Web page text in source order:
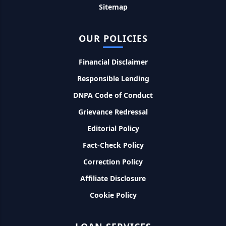
Murgi Palan Loan Yojana: मुर्गी पालन करने के लिए ले सकते है पुरे 9
PM Dhan Dhanya Kirshi Loan Scheme: अब किसान साथी PM
भी इस योजना से ले सकते है 25 लाख तक का लोन, मिलेगी 35% की सब्सिडी
Sitemap
OUR POLICIES
Financial Disclaimer
Responsible Lending
DNPA Code of Conduct
Grievance Redressal
Editorial Policy
Fact-Check Policy
Correction Policy
Affiliate Disclosure
Cookie Policy